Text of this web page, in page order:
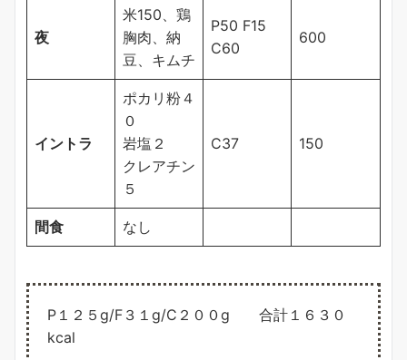
夜
米150、鶏
胸肉、納
豆、キムチ
P50 F15
C60
600
イントラ
ポカリ粉４
０
岩塩２
クレアチン
５
C37 150
間食 なし
P１２５g/F３１g/C２００g 合計１６３０
kcal